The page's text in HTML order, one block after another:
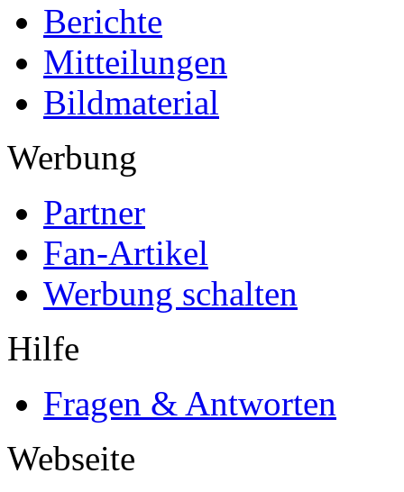
Berichte
Mitteilungen
Bildmaterial
Werbung
Partner
Fan-Artikel
Werbung schalten
Hilfe
Fragen & Antworten
Webseite